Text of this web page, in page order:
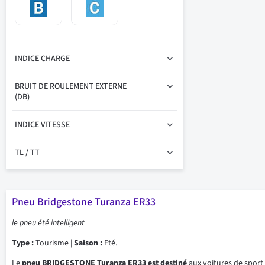
INDICE CHARGE
BRUIT DE ROULEMENT EXTERNE
(DB)
INDICE VITESSE
TL / TT
Pneu Bridgestone Turanza ER33
le pneu été intelligent
Type :Tourisme | Saison : Eté.